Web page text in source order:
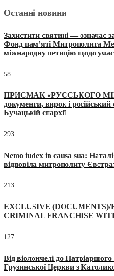
Останні новини
Захистити святині — означає
Фонд пам’яті Митрополита
міжнародну петицію щодо
58
ПРИСМАК «РУССЬКОГО
документи, вирок і російський
Бучацькій єпархії
293
Nemo iudex in causa sua:
відповіла митрополиту
213
EXCLUSIVE (DOCUMENTS)/
CRIMINAL FRANCHISE
127
Від віолончелі до
Грузинської Церкви з